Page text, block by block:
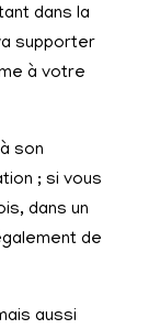
dans la
supporter
à votre
son
; si vous
dans un
de
aussi